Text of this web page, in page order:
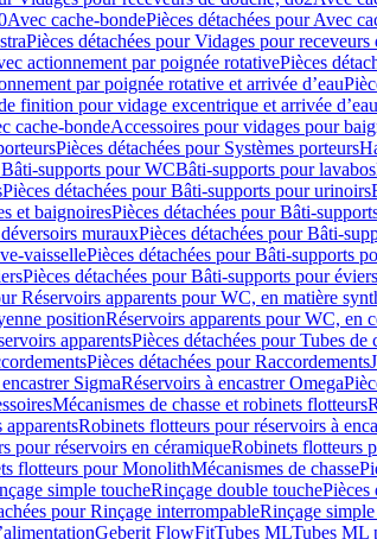
Avec cache-bondePièces détachées pour Avec
Pièces détachées pour Vidages pour receveurs
actionnement par poignée rotativePièces
par poignée rotative et arrivée d’eau
finition pour vidage excentrique et arrivée d’eau
cache-bondeAccessoires pour vidages pour
Pièces détachées pour Systèmes porteurs
supports pour WCBâti-supports pour lavabos
Pièces détachées pour Bâti-supports pour urinoirs
et baignoiresPièces détachées pour Bâti-
murauxPièces détachées pour Bâti-
vaissellePièces détachées pour Bâti-supports
Pièces détachées pour Bâti-supports pour éviers
Réservoirs apparents pour WC, en matière
positionRéservoirs apparents pour WC, en
apparentsPièces détachées pour Tubes de
Pièces détachées pour Raccordements
SigmaRéservoirs à encastrer Omega
Mécanismes de chasse et robinets flotteurs
apparentsRobinets flotteurs pour réservoirs à
pour réservoirs en céramiqueRobinets flotteurs
flotteurs pour MonolithMécanismes de chasse
simple toucheRinçage double touchePièces
pour Rinçage interrompableRinçage
Geberit FlowFitTubes MLTubes ML